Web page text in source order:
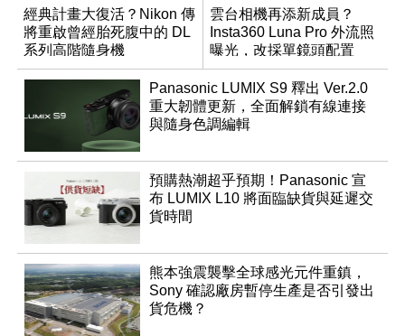
經典計畫大復活？Nikon 傳
將重啟曾經胎死腹中的 DL
系列高階隨身機
雲台相機再添新成員？
Insta360 Luna Pro 外流照
曝光，改採單鏡頭配置
Panasonic LUMIX S9 釋出 Ver.2.0
重大韌體更新，全面解鎖有線連接
與隨身色調編輯
預購熱潮超乎預期！Panasonic 宣
布 LUMIX L10 將面臨缺貨與延遲交
貨時間
熊本強震襲擊全球感光元件重鎮，
Sony 確認廠房暫停生產是否引發出
貨危機？